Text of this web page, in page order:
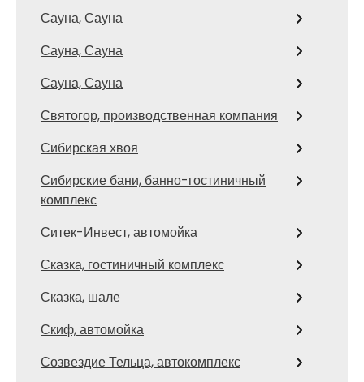
Сауна, Сауна
Сауна, Сауна
Сауна, Сауна
Святогор, производственная компания
Сибирская хвоя
Сибирские бани, банно-гостиничный
комплекс
Ситек-Инвест, автомойка
Сказка, гостиничный комплекс
Сказка, шале
Скиф, автомойка
Созвездие Тельца, автокомплекс